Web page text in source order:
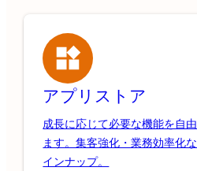
アプリストア
成長に応じて必要な機能を自
ます。集客強化・業務効率化
インナップ。